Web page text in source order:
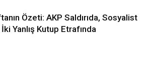
Özeti: AKP Saldırıda, Sosyalist
Yanlış Kutup Etrafında